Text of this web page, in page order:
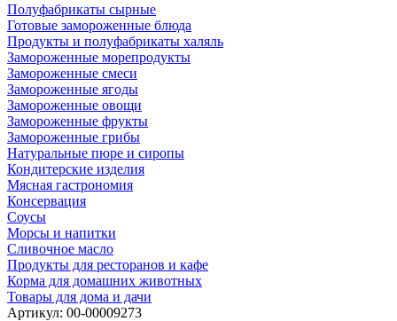
Полуфабрикаты сырные
Готовые замороженные блюда
Продукты и полуфабрикаты халяль
Замороженные морепродукты
Замороженные смеси
Замороженные ягоды
Замороженные овощи
Замороженные фрукты
Замороженные грибы
Натуральные пюре и сиропы
Кондитерские изделия
Мясная гастрономия
Консервация
Соусы
Морсы и напитки
Сливочное масло
Продукты для ресторанов и кафе
Корма для домашних животных
Товары для дома и дачи
Артикул: 00-00009273